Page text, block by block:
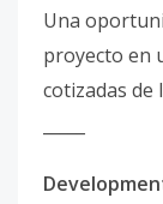
Una
proyecto en
cotizadas de